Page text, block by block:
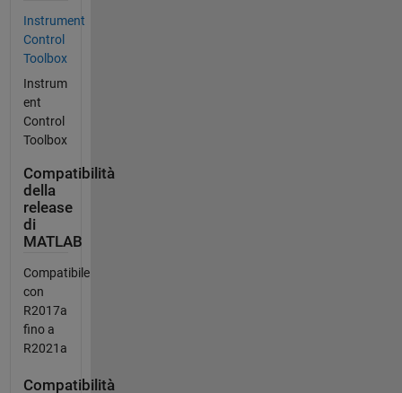
Instrument
Control
Toolbox
Instrum
ent
Control
Toolbox
Compatibilità
della
release
di
MATLAB
Compatibile
con
R2017a
fino a
R2021a
Compatibilità